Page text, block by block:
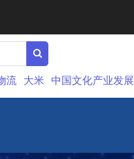
流 大米 中国文化产业发展